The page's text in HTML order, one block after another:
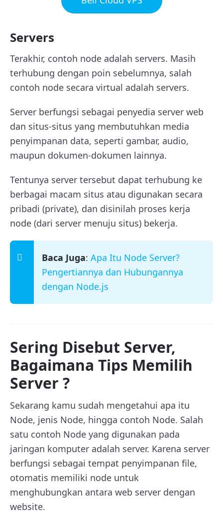
Servers
Terakhir, contoh node adalah servers. Masih
terhubung dengan poin sebelumnya, salah
contoh node secara virtual adalah servers.
Server berfungsi sebagai penyedia server web
dan situs-situs yang membutuhkan media
penyimpanan data, seperti gambar, audio,
maupun dokumen-dokumen lainnya.
Tentunya server tersebut dapat terhubung ke
berbagai macam situs atau digunakan secara
pribadi (private), dan disinilah proses kerja
node (dari server menuju situs) bekerja.
Baca Juga: Apa Itu Node Server?
Pengertiannya dan Hubungannya
dengan Node.js
Sering Disebut Server,
Bagaimana Tips Memilih
Server ?
Sekarang kamu sudah mengetahui apa itu
Node, jenis Node, hingga contoh Node. Salah
satu contoh Node yang digunakan pada
jaringan komputer adalah server. Karena server
berfungsi sebagai tempat penyimpanan file,
otomatis memiliki node untuk
menghubungkan antara web server dengan
website.